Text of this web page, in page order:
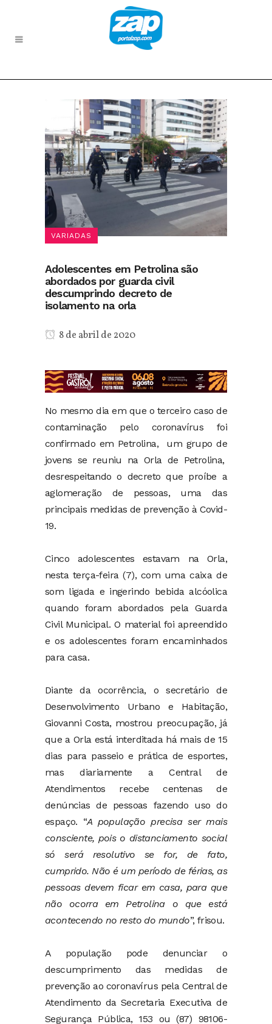
VARIADAS
Adolescentes em Petrolina são
abordados por guarda civil
descumprindo decreto de
isolamento na orla
8 de abril de 2020
No mesmo dia em que o terceiro caso de
contaminação pelo coronavírus foi
confirmado em Petrolina, um grupo de
jovens se reuniu na Orla de Petrolina,
desrespeitando o decreto que proíbe a
aglomeração de pessoas, uma das
principais medidas de prevenção à Covid-
19.
Cinco adolescentes estavam na Orla,
nesta terça-feira (7), com uma caixa de
som ligada e ingerindo bebida alcóolica
quando foram abordados pela Guarda
Civil Municipal. O material foi apreendido
e os adolescentes foram encaminhados
para casa.
Diante da ocorrência, o secretário de
Desenvolvimento Urbano e Habitação,
Giovanni Costa, mostrou preocupação, já
que a Orla está interditada há mais de 15
dias para passeio e prática de esportes,
mas diariamente a Central de
Atendimentos recebe centenas de
denúncias de pessoas fazendo uso do
espaço. “A população precisa ser mais
consciente, pois o distanciamento social
só será resolutivo se for, de fato,
cumprido. Não é um período de férias, as
pessoas devem ficar em casa, para que
não ocorra em Petrolina o que está
acontecendo no resto do mundo”, frisou.
A população pode denunciar o
descumprimento das medidas de
prevenção ao coronavírus pela Central de
Atendimento da Secretaria Executiva de
Segurança Pública, 153 ou (87) 98106-